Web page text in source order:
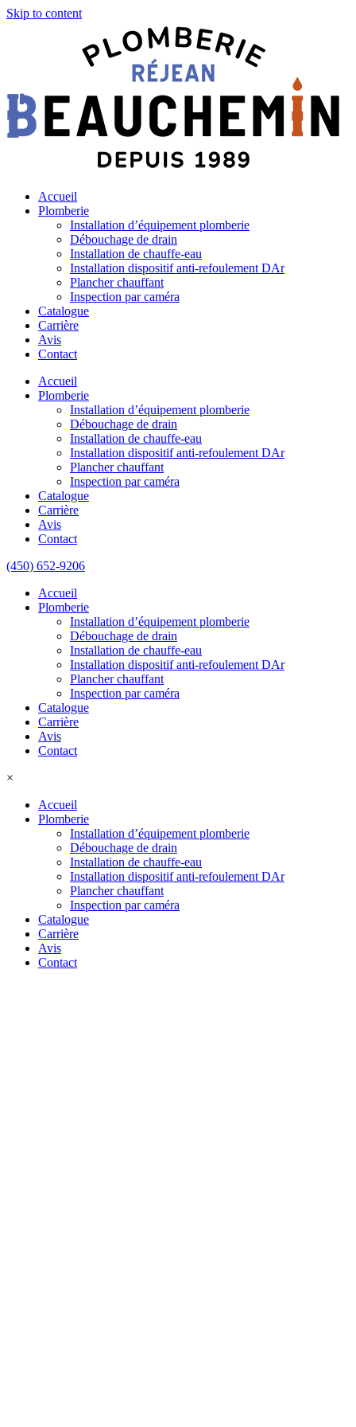
Skip to content
Accueil
Plomberie
Installation d’équipement plomberie
Débouchage de drain
Installation de chauffe-eau
Installation dispositif anti-refoulement DAr
Plancher chauffant
Inspection par caméra
Catalogue
Carrière
Avis
Contact
Accueil
Plomberie
Installation d’équipement plomberie
Débouchage de drain
Installation de chauffe-eau
Installation dispositif anti-refoulement DAr
Plancher chauffant
Inspection par caméra
Catalogue
Carrière
Avis
Contact
(450) 652-9206
Accueil
Plomberie
Installation d’équipement plomberie
Débouchage de drain
Installation de chauffe-eau
Installation dispositif anti-refoulement DAr
Plancher chauffant
Inspection par caméra
Catalogue
Carrière
Avis
Contact
×
Accueil
Plomberie
Installation d’équipement plomberie
Débouchage de drain
Installation de chauffe-eau
Installation dispositif anti-refoulement DAr
Plancher chauffant
Inspection par caméra
Catalogue
Carrière
Avis
Contact